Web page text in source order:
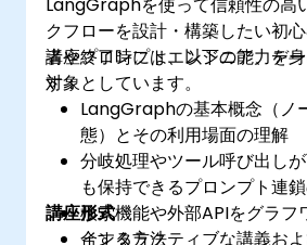
クフローを設計・構築したい初
者やプロンプトエンジニア、デ
対象としています。
講座終了時には、以下の能力を
す：
LangGraphの基本概念（ノ
態）とその利用場面の理解
分岐処理やツール呼び出し
も保持できるプロンプト連
検索機能や外部APIをグラフ
合する方法
講座形式
インタラクティブな講義お